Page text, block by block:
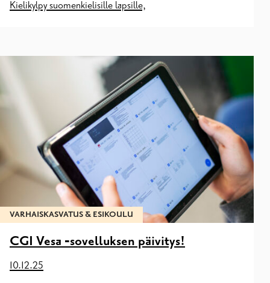
Kielikylpy suomenkielisille lapsille,
VARHAISKASVATUS & ESIKOULU
CGI Vesa ‑sovelluksen päivitys!
10.12.25